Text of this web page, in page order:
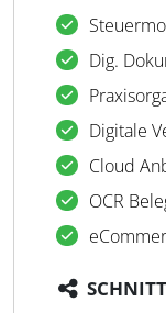
Dig.
Digitale
Cloud
OCR